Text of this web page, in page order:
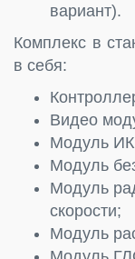
вариант).
Комплекс в
в себя:
Видео
Модуль ИК
Модуль
Модуль
скорости;
Модуль